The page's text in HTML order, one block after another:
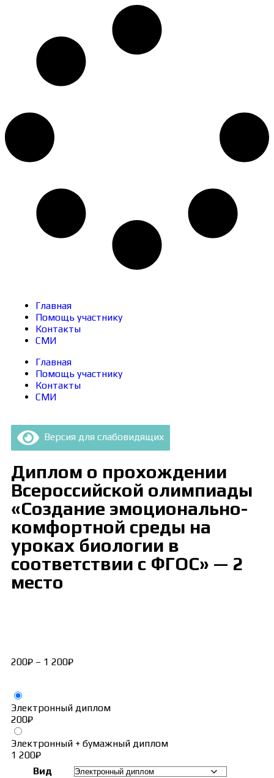
Главная
Помощь участнику
Контакты
СМИ
Главная
Помощь участнику
Контакты
СМИ
Версия для слабовидящих
Диплом о прохождении
Всероссийской олимпиады
«Создание эмоционально-
комфортной среды на
уроках биологии в
соответствии с ФГОС» — 2
место
200₽ – 1 200₽
Электронный диплом
200₽
Электронный + бумажный диплом
1 200₽
Вид